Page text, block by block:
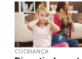
COCRIANÇA